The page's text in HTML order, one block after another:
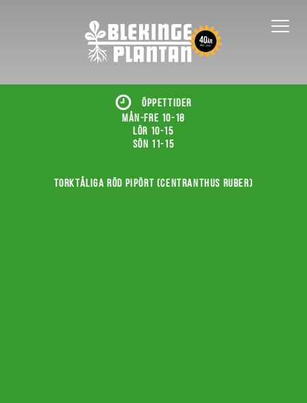
ÖPPETTIDER
Mån-fre 10-18
Lör 10-15
Sön 11-15
Torktåliga röd pipört (Centranthus ruber)